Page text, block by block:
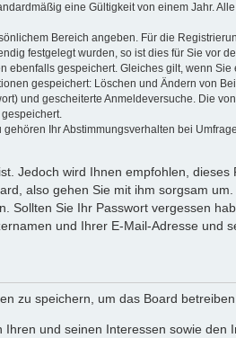
eine Gültigkeit von einem Jahr.
Bereich angeben. Für die
festgelegt wurden, so ist dies für Sie vor
gespeichert. Gleiches gilt, wenn
gespeichert: Löschen und Ändern von
und gescheiterte Anmeldeversuche. Die
Ihr Abstimmungsverhalten bei
Jedoch wird Ihnen empfohlen,
also gehen Sie mit ihm sorgsam
Sie Ihr Passwort vergessen
und Ihrer E-Mail-Adresse und
zu speichern, um das Board
und seinen Interessen sowie den